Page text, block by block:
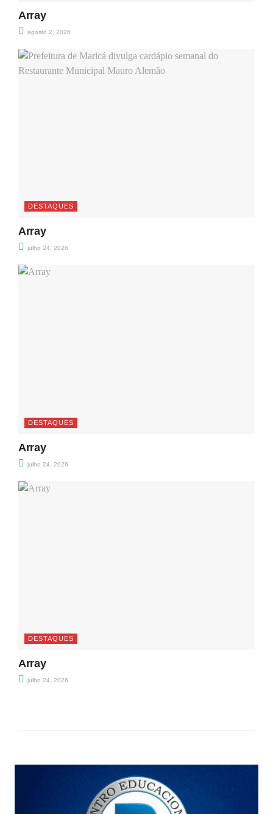
Array
agosto 2, 2026
DESTAQUES
Array
julho 24, 2026
DESTAQUES
Array
julho 24, 2026
DESTAQUES
Array
julho 24, 2026